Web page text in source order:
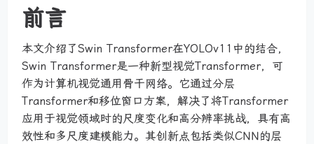
前言
本文介绍了Swin Transformer在YOLOv11中的结合，
Swin Transformer是一种新型视觉Transformer，可
作为计算机视觉通用骨干网络。它通过分层
Transformer和移位窗口方案，解决了将Transformer
应用于视觉领域时的尺度变化和高分辨率挑战，具有高
效性和多尺度建模能力。其创新点包括类似CNN的层